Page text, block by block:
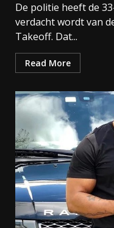
De politie heeft de
verdacht wordt van
Takeoff. Dat...
Read More